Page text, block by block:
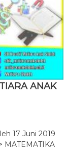
ANAK
17 Juni 2019
MATEMATIKA